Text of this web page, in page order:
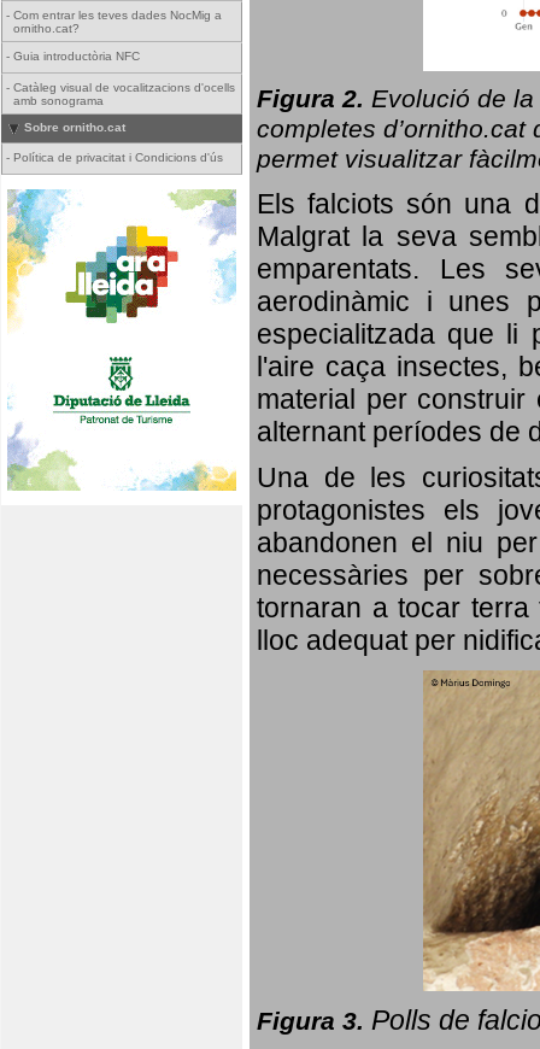
- Com entrar les teves dades NocMig a
ornitho.cat?
- Guia introductòria NFC
- Catàleg visual de vocalitzacions d'ocells
amb sonograma
Sobre ornitho.cat
- Política de privacitat i Condicions d'ús
Figura 2. Evolució de la
completes d’ornitho.cat
permet visualitzar
Els falciots són una
Malgrat la seva
emparentats. Les
aerodinàmic i unes
especialitzada que li
l'aire caça insectes,
material per
alternant períodes de
Una de les
protagonistes els
abandonen el niu
necessàries per
tornaran a tocar
lloc adequat per
Figura 3. Polls de